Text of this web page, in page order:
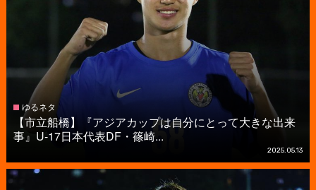
ゆるネタ
【市立船橋】『アジアカップは自分にとって大きな出来
事』U-17日本代表DF・篠崎...
2025.05.13